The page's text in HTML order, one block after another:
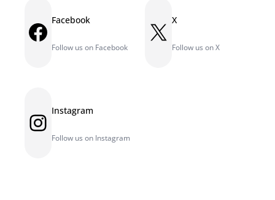
Facebook Facebook
Follow us on Facebook
X X
Follow us on X
Instagram Instagram
Follow us on Instagram